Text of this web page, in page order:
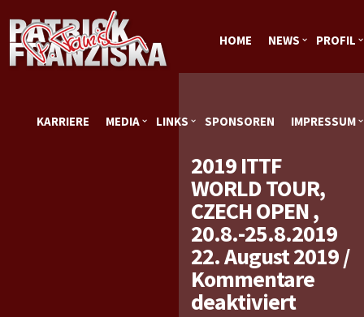
HOME NEWS PROFIL
KARRIERE MEDIA LINKS SPONSOREN IMPRESSUM
2019 ITTF
WORLD TOUR,
CZECH OPEN ,
20.8.-25.8.2019
22. August 2019/
Kommentare
deaktiviertfür